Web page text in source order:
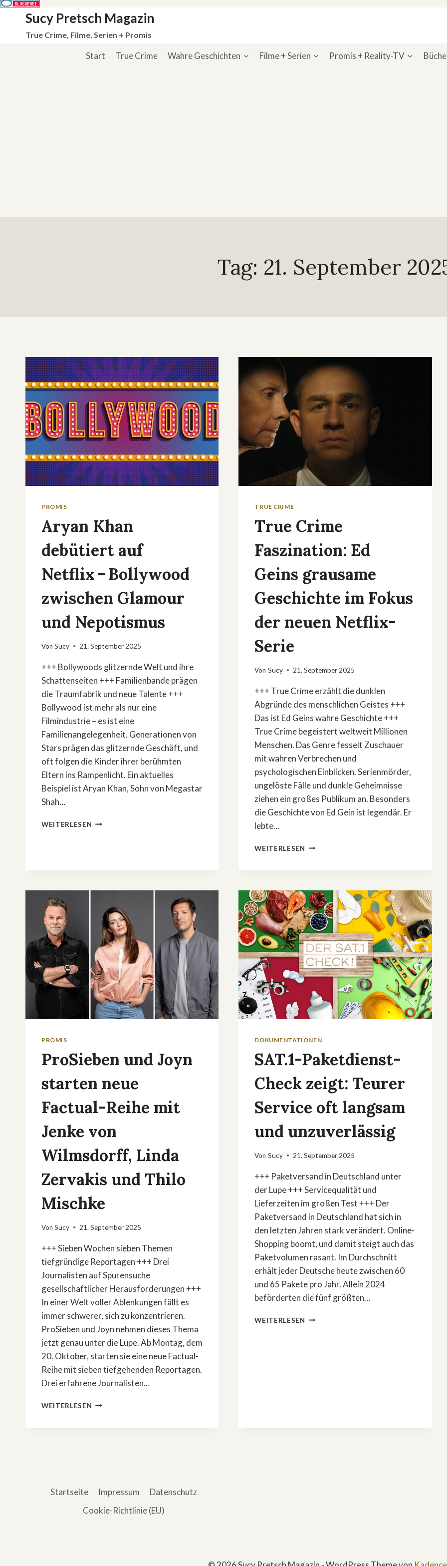
springen
Sucy Pretsch Magazin
True Crime, Filme, Serien + Promis
Start True Crime Wahre Geschichten Filme + Serien Promis + Reality-TV
Tag: 21. September
PROMIS
Aryan Khan
debütiert auf
Netflix – Bollywood
zwischen Glamour
und Nepotismus
Von Sucy 21. September 2025
+++ Bollywoods glitzernde Welt und ihre
Schattenseiten +++ Familienbande prägen
die Traumfabrik und neue Talente +++
Bollywood ist mehr als nur eine
Filmindustrie – es ist eine
Familienangelegenheit. Generationen von
Stars prägen das glitzernde Geschäft, und
oft folgen die Kinder ihrer berühmten
Eltern ins Rampenlicht. Ein aktuelles
Beispiel ist Aryan Khan, Sohn von Megastar
Shah…
WEITERLESEN ARYAN
NEPOTISMUS
TRUE CRIME
True Crime
Faszination: Ed
Geins grausame
Geschichte im Fokus
der neuen Netflix-
Serie
Von Sucy 21. September 2025
+++ True Crime erzählt die dunklen
Abgründe des menschlichen Geistes +++
Das ist Ed Geins wahre Geschichte +++
True Crime begeistert weltweit Millionen
Menschen. Das Genre fesselt Zuschauer
mit wahren Verbrechen und
psychologischen Einblicken. Serienmörder,
ungelöste Fälle und dunkle Geheimnisse
ziehen ein großes Publikum an. Besonders
die Geschichte von Ed Gein ist legendär. Er
lebte…
WEITERLESEN TRUE
GRAUSAME
GESCHICHTE
IM
FOKUS
DER
NEUEN
NETFLIX-
SERIE
PROMIS
ProSieben und Joyn
starten neue
Factual-Reihe mit
Jenke von
Wilmsdorff, Linda
Zervakis und Thilo
Mischke
Von Sucy 21. September 2025
+++ Sieben Wochen sieben Themen
tiefgründige Reportagen +++ Drei
Journalisten auf Spurensuche
gesellschaftlicher Herausforderungen +++
In einer Welt voller Ablenkungen fällt es
immer schwerer, sich zu konzentrieren.
ProSieben und Joyn nehmen dieses Thema
jetzt genau unter die Lupe. Ab Montag, dem
20. Oktober, starten sie eine neue Factual-
Reihe mit sieben tiefgehenden Reportagen.
Drei erfahrene Journalisten…
WEITERLESEN PROSIEBEN
VON
WILMSDORFF,
DOKUMENTATIONEN
SAT.1-Paketdienst-
Check zeigt: Teurer
Service oft langsam
und unzuverlässig
Von Sucy 21. September 2025
+++ Paketversand in Deutschland unter
der Lupe +++ Servicequalität und
Lieferzeiten im großen Test +++ Der
Paketversand in Deutschland hat sich in
den letzten Jahren stark verändert. Online-
Shopping boomt, und damit steigt auch das
Paketvolumen rasant. Im Durchschnitt
erhält jeder Deutsche heute zwischen 60
und 65 Pakete pro Jahr. Allein 2024
beförderten die fünf größten…
WEITERLESEN SAT.1-
Startseite Impressum
Datenschutz
Cookie-Richtlinie (EU)